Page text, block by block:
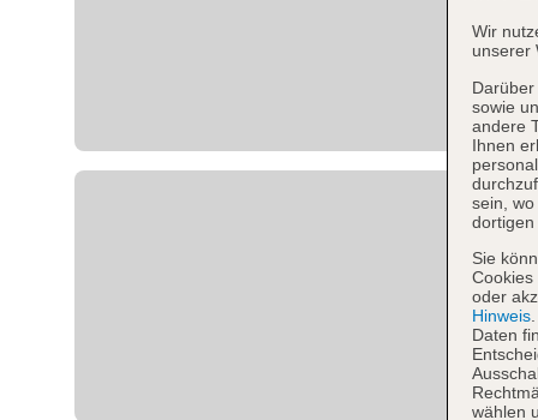
Wir
unserer
sowie
andere
Ihnen
sein,
dortigen
Sie
Cookies
oder
Hinweis
Daten
wählen